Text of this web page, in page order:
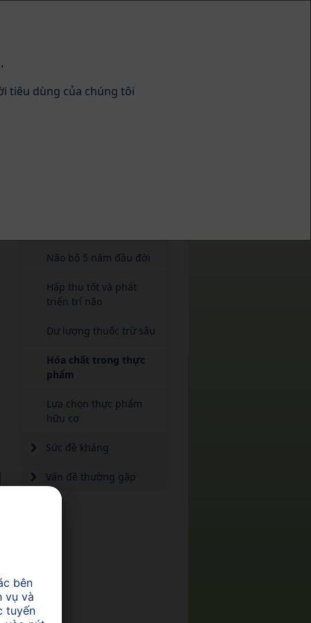
HiPP Organic
Não bộ 5 năm đầu đời
Hấp thu tốt và phát
triển trí não
Dư lượng thuốc trừ sâu
Hóa chất trong thực
phẩm
Lựa chọn thực phẩm
hữu cơ
Sức đề kháng
Vấn đề thường gặp
tiêu dùng của chúng tôi